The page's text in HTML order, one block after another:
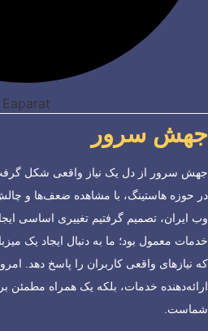
Eaparat
جهش سرور
جهش سرور از دل یک نیاز واقعی شکل
در حوزه هاستینگ، با مشاهده ضعف‌ها و
وب ایران، تصمیم گرفتیم تغییری اساسی
خدمات معمول بود؛ ما به دنبال ایجاد یک
که نیازهای واقعی کاربران را پاسخ دهد.
ارائه‌دهنده خدمات، بلکه یک همراه مطمئن
شماست.